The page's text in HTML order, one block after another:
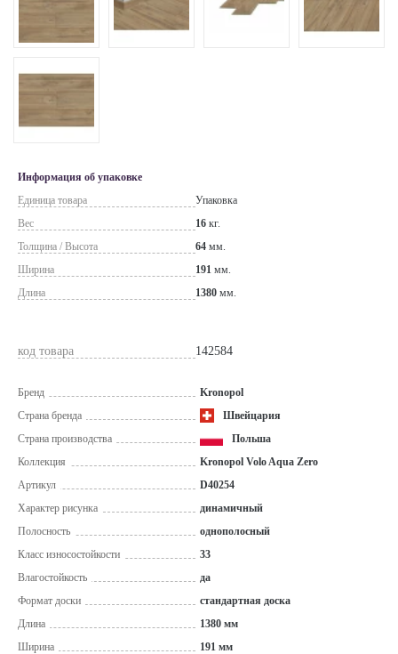
Информация об упаковке
Единица товара
Упаковка
Вес
16 кг.
Толщина / Высота
64 мм.
Ширина
191 мм.
Длина
1380 мм.
код товара 142584
Бренд
Kronopol
Страна бренда
Швейцария
Страна производства
Польша
Коллекция
Kronopol Volo Aqua Zero
Артикул
D40254
Характер рисунка
динамичный
Полосность
однополосный
Класс износостойкости
33
Влагостойкость
да
Формат доски
стандартная доска
Длина
1380 мм
Ширина
191 мм